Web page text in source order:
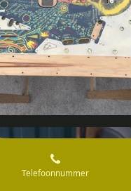
Telefoonnummer